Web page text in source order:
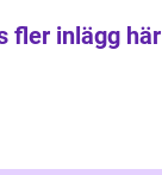
fler inlägg här